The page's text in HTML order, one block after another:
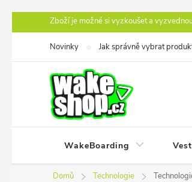
na
Zboží je možné si vyzkoušet a
Novinky Jak správně vybrat
WakeBoarding
Domů Technologie